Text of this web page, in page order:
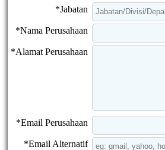
*Jabatan
*Nama Perusahaan
*Alamat Perusahaan
*Email Perusahaan
*Email Alternatif